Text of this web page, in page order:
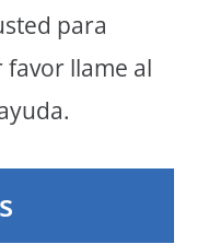
para
llame al